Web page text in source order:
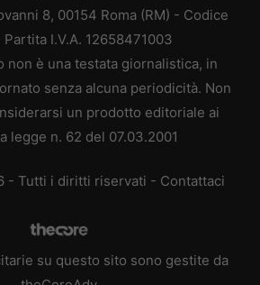
8, 00154 Roma (RM) - Codice
Partita I.V.A. 12658471003
non è una testata giornalistica, in
senza alcuna periodicità. Non
un prodotto editoriale ai
legge n. 62 del 07.03.2001
- Tutti i diritti riservati - Contattaci
su questo sito sono gestite da